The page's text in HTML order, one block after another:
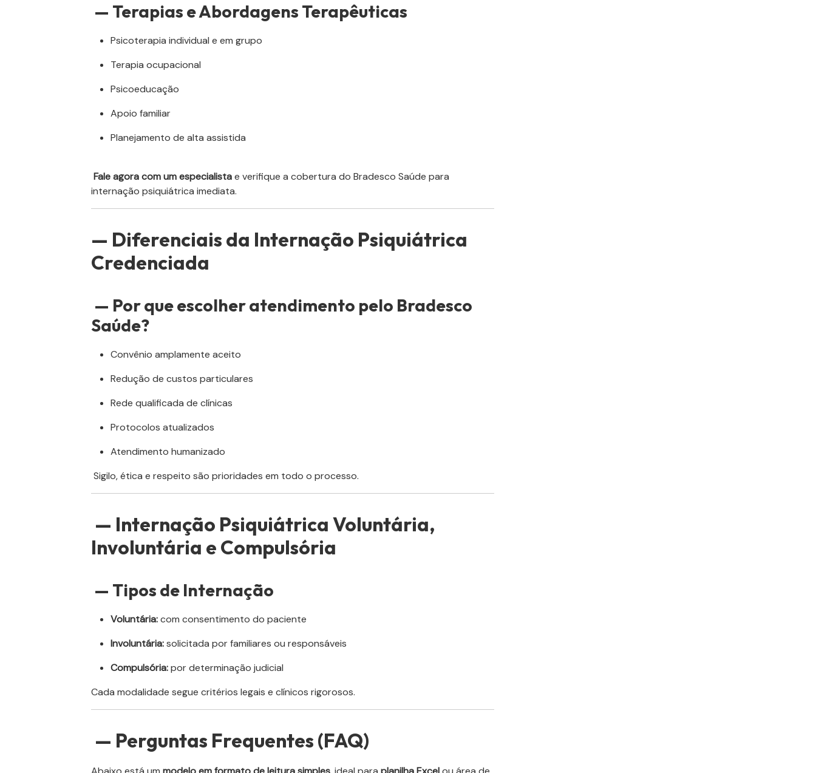
— Terapias e Abordagens Terapêuticas
Psicoterapia individual e em grupo
Terapia ocupacional
Psicoeducação
Apoio familiar
Planejamento de alta assistida
Fale agora com um especialistae verifique a cobertura do Bradesco Saúde para
internação psiquiátrica imediata.
— Diferenciais da Internação Psiquiátrica
Credenciada
— Por que escolher atendimento pelo Bradesco
Saúde?
Convênio amplamente aceito
Redução de custos particulares
Rede qualificada de clínicas
Protocolos atualizados
Atendimento humanizado
Sigilo, ética e respeito são prioridades em todo o processo.
— Internação Psiquiátrica Voluntária,
Involuntária e Compulsória
— Tipos de Internação
Voluntária:com consentimento do paciente
Involuntária:solicitada por familiares ou responsáveis
Compulsória:por determinação judicial
Cada modalidade segue critérios legais e clínicos rigorosos.
— Perguntas Frequentes (FAQ)